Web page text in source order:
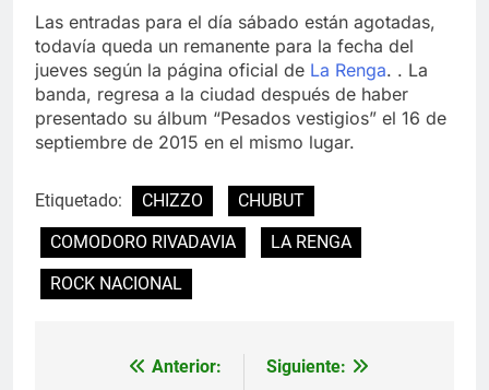
Las entradas para el día sábado están agotadas,
todavía queda un remanente para la fecha del
jueves según la página oficial de La Renga. . La
banda, regresa a la ciudad después de haber
presentado su álbum “Pesados vestigios” el 16 de
septiembre de 2015 en el mismo lugar.
Etiquetado: CHIZZO
CHUBUT
COMODORO RIVADAVIA
LA RENGA
ROCK NACIONAL
Navegación
Anterior:
Siguiente: